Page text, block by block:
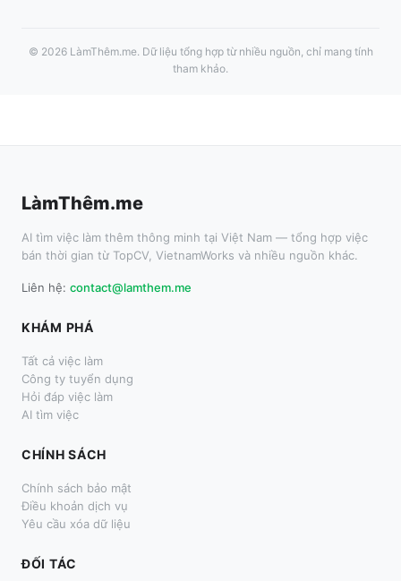
© 2026 LàmThêm.me. Dữ liệu tổng hợp từ nhiều nguồn, chỉ mang tính
tham khảo.
LàmThêm.me
AI tìm việc làm thêm thông minh tại Việt Nam — tổng hợp việc
bán thời gian từ TopCV, VietnamWorks và nhiều nguồn khác.
Liên hệ: contact@lamthem.me
KHÁM PHÁ
Tất cả việc làm
Công ty tuyển dụng
Hỏi đáp việc làm
AI tìm việc
CHÍNH SÁCH
Chính sách bảo mật
Điều khoản dịch vụ
Yêu cầu xóa dữ liệu
ĐỐI TÁC